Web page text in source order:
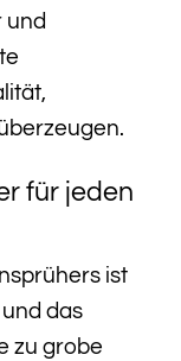
und
für jeden
ist
das
zu grobe